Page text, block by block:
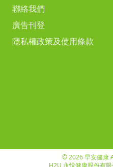
聯絡我們
廣告刊登
隱私權政策及使用條款
© 2026 早安健康
H2U 永悅健康股份有